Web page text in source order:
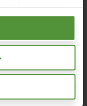
op basis van uw